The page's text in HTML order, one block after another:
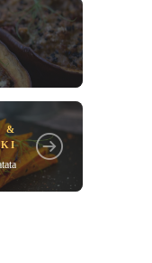
&